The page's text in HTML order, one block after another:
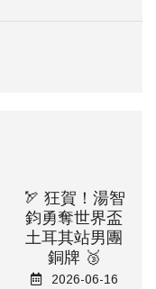
🏹 狂賀！湯智
鈞勇奪世界盃
土耳其站男團
銅牌 🥉
2026-06-16